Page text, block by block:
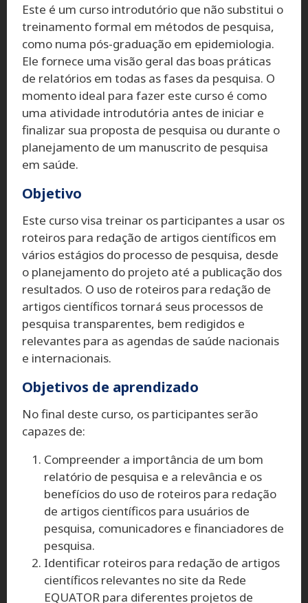
Este é um curso introdutório que não substitui o
treinamento formal em métodos de pesquisa,
como numa pós-graduação em epidemiologia.
Ele fornece uma visão geral das boas práticas
de relatórios em todas as fases da pesquisa. O
momento ideal para fazer este curso é como
uma atividade introdutória antes de iniciar e
finalizar sua proposta de pesquisa ou durante o
planejamento de um manuscrito de pesquisa
em saúde.
Objetivo
Este curso visa treinar os participantes a usar os
roteiros para redação de artigos científicos em
vários estágios do processo de pesquisa, desde
o planejamento do projeto até a publicação dos
resultados. O uso de roteiros para redação de
artigos científicos tornará seus processos de
pesquisa transparentes, bem redigidos e
relevantes para as agendas de saúde nacionais
e internacionais.
Objetivos de aprendizado
No final deste curso, os participantes serão
capazes de:
Compreender a importância de um bom
relatório de pesquisa e a relevância e os
benefícios do uso de roteiros para redação
de artigos científicos para usuários de
pesquisa, comunicadores e financiadores de
pesquisa.
Identificar roteiros para redação de artigos
científicos relevantes no site da Rede
EQUATOR para diferentes projetos de